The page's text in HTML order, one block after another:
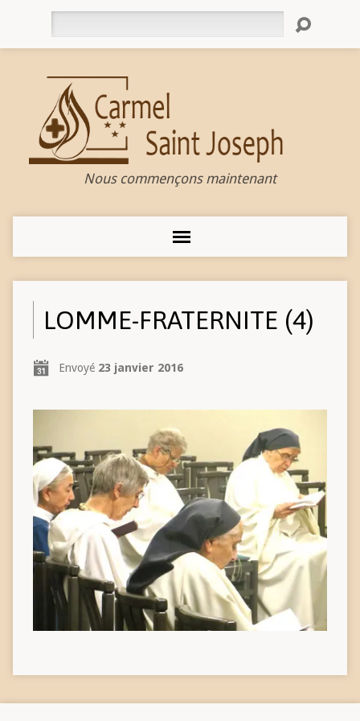
Nous commençons maintenant
LOMME-FRATERNITE (4)
Envoyé 23 janvier 2016